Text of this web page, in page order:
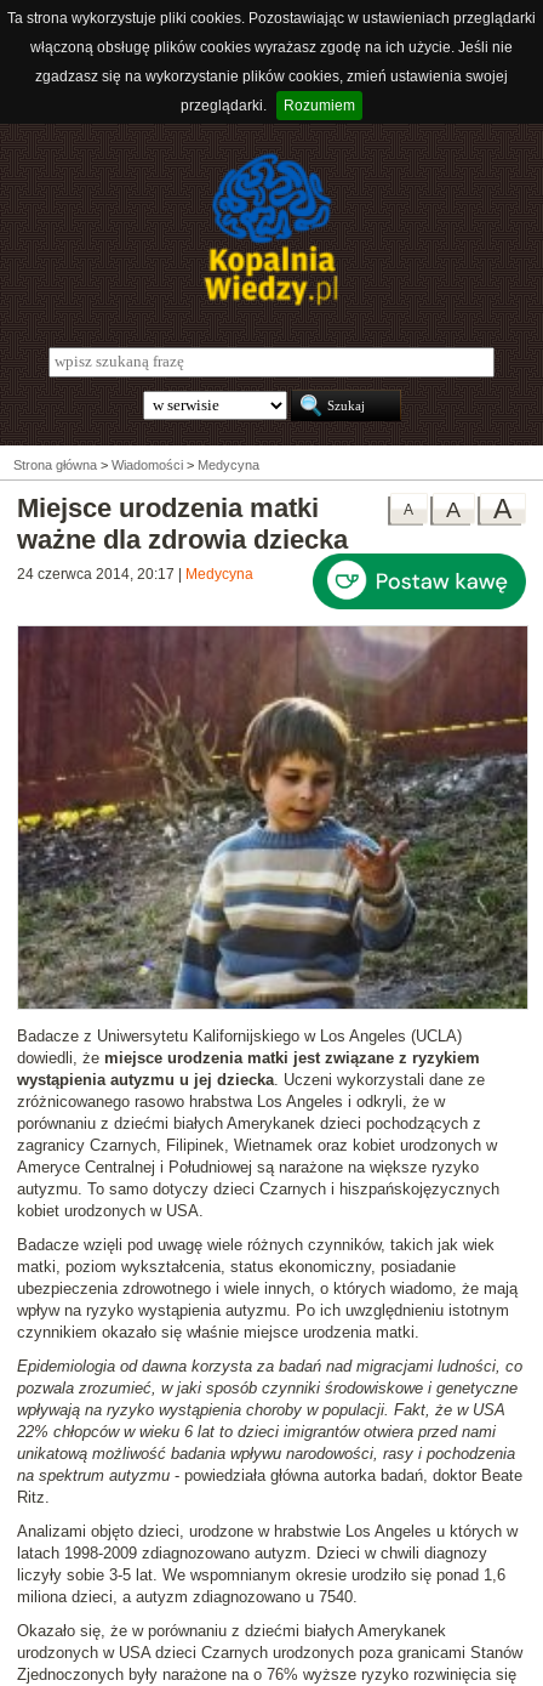
Ta strona wykorzystuje pliki cookies. Pozostawiając w ustawieniach przeglądarki
włączoną obsługę plików cookies wyrażasz zgodę na ich użycie. Jeśli nie
zgadzasz się na wykorzystanie plików cookies, zmień ustawienia swojej
przeglądarki.
Rozumiem
Strona główna > Wiadomości > Medycyna
A
A
A
Miejsce urodzenia matki
ważne dla zdrowia dziecka
24 czerwca 2014, 20:17 Medycyna
Badacze z Uniwersytetu Kalifornijskiego w Los Angeles (UCLA)
dowiedli, że miejsce urodzenia matki jest związane z ryzykiem
wystąpienia autyzmu u jej dziecka. Uczeni wykorzystali dane ze
zróżnicowanego rasowo hrabstwa Los Angeles i odkryli, że w
porównaniu z dziećmi białych Amerykanek dzieci pochodzących z
zagranicy Czarnych, Filipinek, Wietnamek oraz kobiet urodzonych w
Ameryce Centralnej i Południowej są narażone na większe ryzyko
autyzmu. To samo dotyczy dzieci Czarnych i hiszpańskojęzycznych
kobiet urodzonych w USA.
Badacze wzięli pod uwagę wiele różnych czynników, takich jak wiek
matki, poziom wykształcenia, status ekonomiczny, posiadanie
ubezpieczenia zdrowotnego i wiele innych, o których wiadomo, że mają
wpływ na ryzyko wystąpienia autyzmu. Po ich uwzględnieniu istotnym
czynnikiem okazało się właśnie miejsce urodzenia matki.
Epidemiologia od dawna korzysta za badań nad migracjami ludności, co
pozwala zrozumieć, w jaki sposób czynniki środowiskowe i genetyczne
wpływają na ryzyko wystąpienia choroby w populacji. Fakt, że w USA
22% chłopców w wieku 6 lat to dzieci imigrantów otwiera przed nami
unikatową możliwość badania wpływu narodowości, rasy i pochodzenia
na spektrum autyzmu - powiedziała główna autorka badań, doktor Beate
Ritz.
Analizami objęto dzieci, urodzone w hrabstwie Los Angeles u których w
latach 1998-2009 zdiagnozowano autyzm. Dzieci w chwili diagnozy
liczyły sobie 3-5 lat. We wspomnianym okresie urodziło się ponad 1,6
miliona dzieci, a autyzm zdiagnozowano u 7540.
Okazało się, że w porównaniu z dziećmi białych Amerykanek
urodzonych w USA dzieci Czarnych urodzonych poza granicami Stanów
Zjednoczonych były narażone na o 76% wyższe ryzyko rozwinięcia się